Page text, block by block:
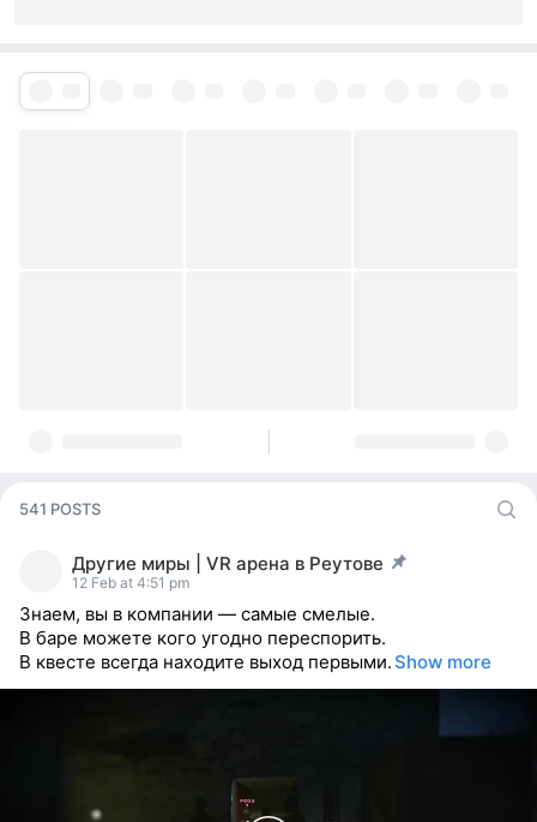
541 POSTS
Другие миры | VR арена в Реутове
post pinned
12 Feb at 4:51 pm
Знаем, вы в компании — самые смелые.
В баре можете кого угодно переспорить.
В квесте всегда находите выход первыми.Show more